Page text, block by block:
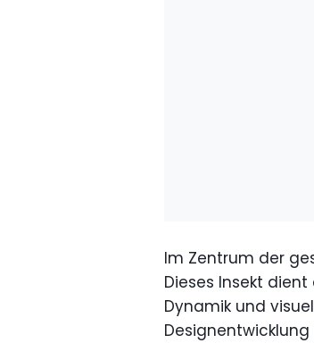
Im Zentrum der
Dieses Insekt
Dynamik und